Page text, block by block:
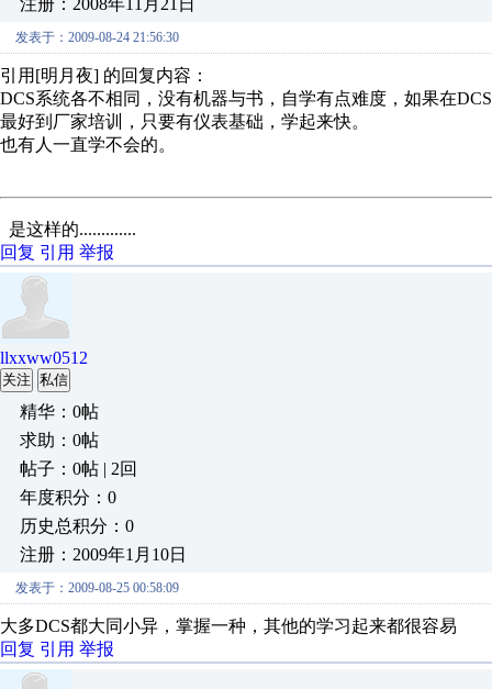
注册：2008年11月21日
发表于：2009-08-24 21:56:30
引用[明月夜] 的回复内容：
DCS系统各不相同，没有机器与书，自学有点难度，如果在
最好到厂家培训，只要有仪表基础，学起来快。
也有人一直学不会的。
是这样的.............
回复 引用 举报
llxxww0512
关注 私信
精华：0帖
求助：0帖
帖子：0帖 | 2回
年度积分：0
历史总积分：0
注册：2009年1月10日
发表于：2009-08-25 00:58:09
大多DCS都大同小异，掌握一种，其他的学习起来都很容易
回复 引用 举报